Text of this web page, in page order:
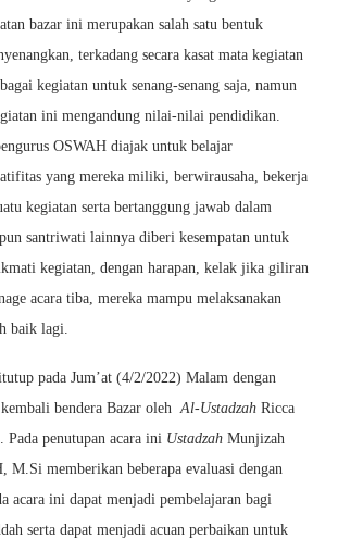
bazar ini merupakan salah satu bentuk
terkadang secara kasat mata kegiatan
kegiatan untuk senang-senang saja, namun
ini mengandung nilai-nilai pendidikan.
OSWAH diajak untuk belajar
yang mereka miliki, berwirausaha, bekerja
kegiatan serta bertanggung jawab dalam
santriwati lainnya diberi kesempatan untuk
kegiatan, dengan harapan, kelak jika giliran
acara tiba, mereka mampu melaksanakan
baik lagi.
pada Jum’at (4/2/2022) Malam dengan
kembali bendera Bazar olehAl-Ustadzah Ricca
penutupan acara ini Ustadzah Munjizah
M.Si memberikan beberapa evaluasi dengan
acara ini dapat menjadi pembelajaran bagi
serta dapat menjadi acuan perbaikan untuk